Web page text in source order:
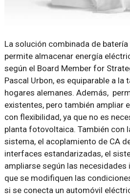
La solución combinada de batería
permite almacenar energía
según el Board Member for
Pascal Urbon, es equiparable a
hogares alemanes. Además,
existentes, pero también ampliar
con flexibilidad, ya que no es
planta fotovoltaica. También con
sistema, el acoplamiento de CA
interfaces estandarizadas, el
ampliarse según las
que se modifiquen las
si se conecta un automóvil